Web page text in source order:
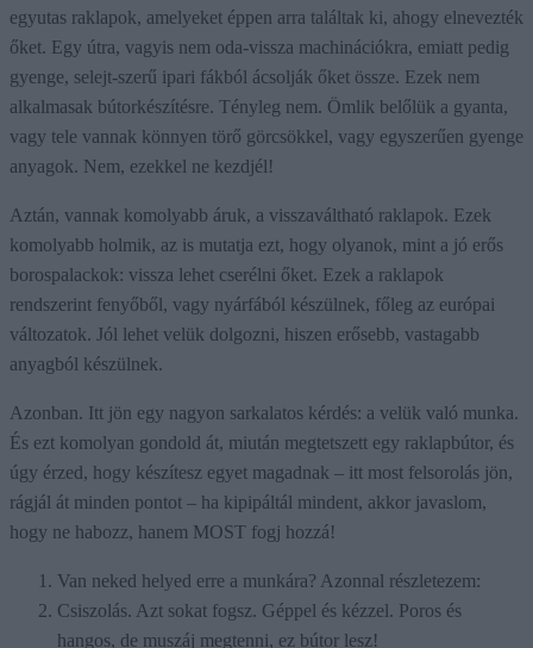
egyutas raklapok, amelyeket éppen arra találtak ki, ahogy elnevezték
őket. Egy útra, vagyis nem oda-vissza machinációkra, emiatt pedig
gyenge, selejt-szerű ipari fákból ácsolják őket össze. Ezek nem
alkalmasak bútorkészítésre. Tényleg nem. Ömlik belőlük a gyanta,
vagy tele vannak könnyen törő görcsökkel, vagy egyszerűen gyenge
anyagok. Nem, ezekkel ne kezdjél!
Aztán, vannak komolyabb áruk, a visszaváltható raklapok. Ezek
komolyabb holmik, az is mutatja ezt, hogy olyanok, mint a jó erős
borospalackok: vissza lehet cserélni őket. Ezek a raklapok
rendszerint fenyőből, vagy nyárfából készülnek, főleg az európai
változatok. Jól lehet velük dolgozni, hiszen erősebb, vastagabb
anyagból készülnek.
Azonban. Itt jön egy nagyon sarkalatos kérdés: a velük való munka.
És ezt komolyan gondold át, miután megtetszett egy raklapbútor, és
úgy érzed, hogy készítesz egyet magadnak – itt most felsorolás jön,
rágjál át minden pontot – ha kipipáltál mindent, akkor javaslom,
hogy ne habozz, hanem MOST fogj hozzá!
Van neked helyed erre a munkára? Azonnal részletezem:
Csiszolás. Azt sokat fogsz. Géppel és kézzel. Poros és
hangos, de muszáj megtenni, ez bútor lesz!